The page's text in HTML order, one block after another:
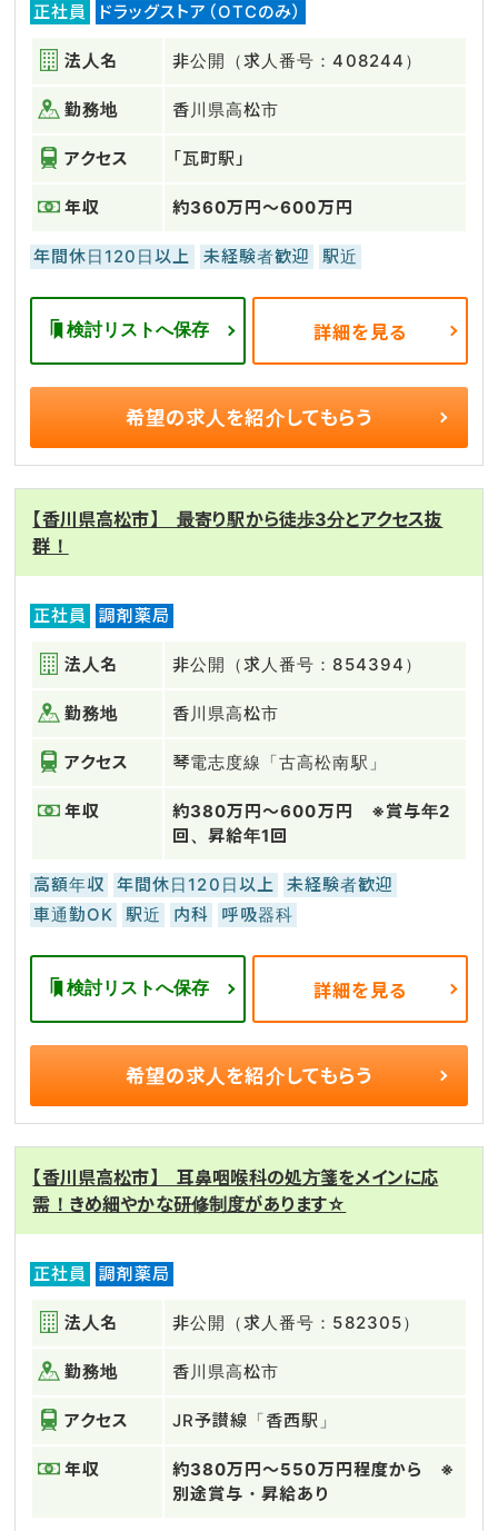
正社員 ドラッグストア（OTCのみ）
法人名 非公開（求人番号：408244）
勤務地 香川県高松市
アクセス 「瓦町駅」
年収 約360万円～600万円
年間休日120日以上 未経験者歓迎 駅近
検討リストへ保存 詳細を見る
希望の求人を紹介してもらう
【香川県高松市】 最寄り駅から徒歩3分とアクセス抜
群！
正社員 調剤薬局
法人名 非公開（求人番号：854394）
勤務地 香川県高松市
アクセス 琴電志度線「古高松南駅」
年収
約380万円～600万円 ※賞与年2
回、昇給年1回
高額年収 年間休日120日以上
未経験者歓迎
車通勤OK
駅近 内科 呼吸器科
検討リストへ保存 詳細を見る
希望の求人を紹介してもらう
【香川県高松市】 耳鼻咽喉科の処方箋をメインに応
需！きめ細やかな研修制度があります☆
正社員 調剤薬局
法人名 非公開（求人番号：582305）
勤務地 香川県高松市
アクセス JR予讃線「香西駅」
年収
約380万円～550万円程度から ※
別途賞与・昇給あり